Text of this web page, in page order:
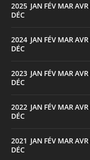
2025 JAN FÉV MAR AVR
DÉC
2024 JAN FÉV MAR AVR
DÉC
2023 JAN FÉV MAR AVR
DÉC
2022 JAN FÉV MAR AVR
DÉC
2021 JAN FÉV MAR AVR
DÉC